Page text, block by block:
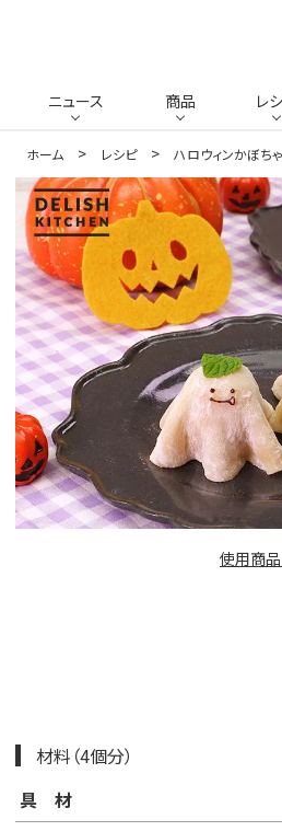
ニュース 商品 レ
ホーム レシピ ハロウィンかぼち
使用商品
材料（4個分）
具材